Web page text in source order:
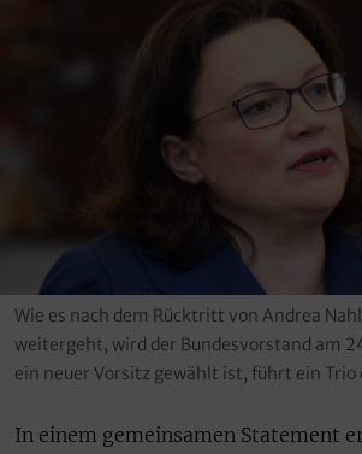
Wie es nach dem Rücktritt von Andrea
weitergeht, wird der Bundesvorstand am
ein neuer Vorsitz gewählt ist, führt ein Trio
In einem gemeinsamen Statement